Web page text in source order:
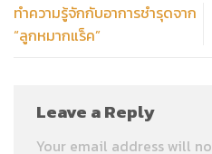
ทำความรู้จักกับอาการชำรุดจาก
“ลูกหมากแร็ค”
Leave a Reply
Your email address will